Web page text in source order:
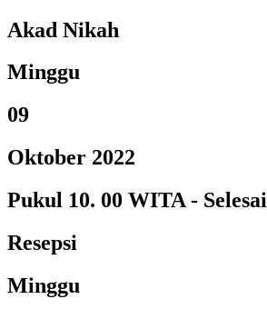
Akad Nikah
Minggu
09
Oktober 2022
Pukul 10. 00 WITA - Selesai
Resepsi
Minggu